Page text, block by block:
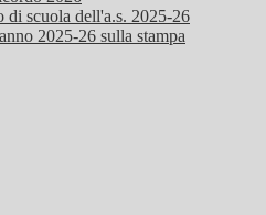
di scuola dell'a.s. 2025-26
2025-26 sulla stampa